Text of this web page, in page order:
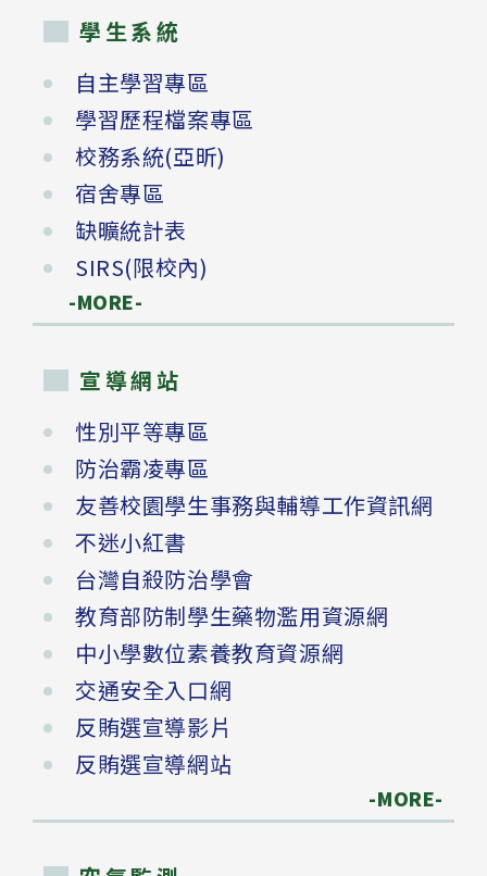
學生系統
自主學習專區
學習歷程檔案專區
校務系統(亞昕)
宿舍專區
缺曠統計表
SIRS(限校內)
-MORE-
宣導網站
性別平等專區
防治霸凌專區
友善校園學生事務與輔導工作資訊網
不迷小紅書
台灣自殺防治學會
教育部防制學生藥物濫用資源網
中小學數位素養教育資源網
交通安全入口網
反賄選宣導影片
反賄選宣導網站
-MORE-